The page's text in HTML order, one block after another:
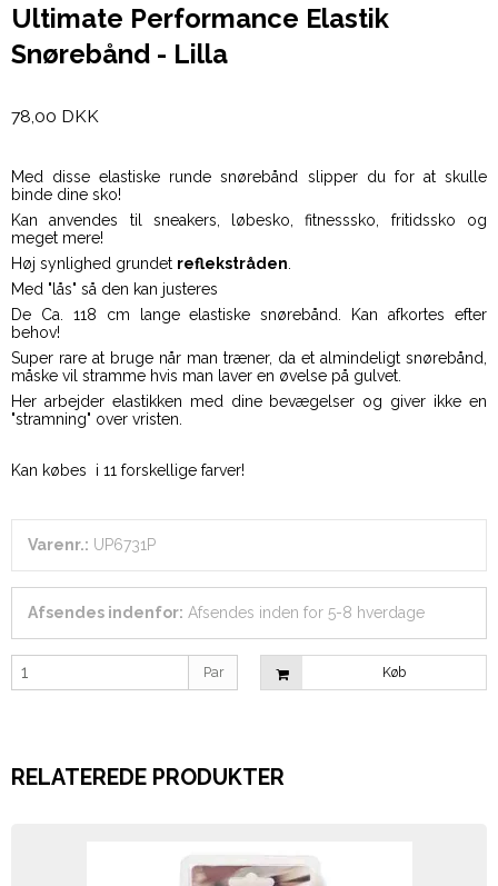
Ultimate Performance Elastik
Snørebånd - Lilla
78,00 DKK
Med disse elastiske runde snørebånd slipper du for at skulle
binde dine sko!
Kan anvendes til sneakers, løbesko, fitnesssko, fritidssko og
meget mere!
Høj synlighed grundet reflekstråden
Med "lås" så den kan justeres
De Ca. 118 cm lange elastiske snørebånd. Kan afkortes efter
behov!
Super rare at bruge når man træner, da et almindeligt snørebånd,
måske vil stramme hvis man laver en øvelse på gulvet.
Her arbejder elastikken med dine bevægelser og giver ikke en
"stramning" over vristen.
Kan købes i 11 forskellige farver!
Varenr.: UP6731P
Afsendes indenfor: Afsendes inden for 5-8 hverdage
Par Køb
RELATEREDE PRODUKTER